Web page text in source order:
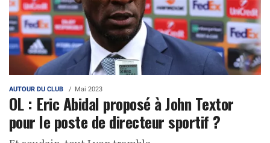
AUTOUR DU CLUB Mai 2023
OL : Eric Abidal proposé à John Textor
pour le poste de directeur sportif ?